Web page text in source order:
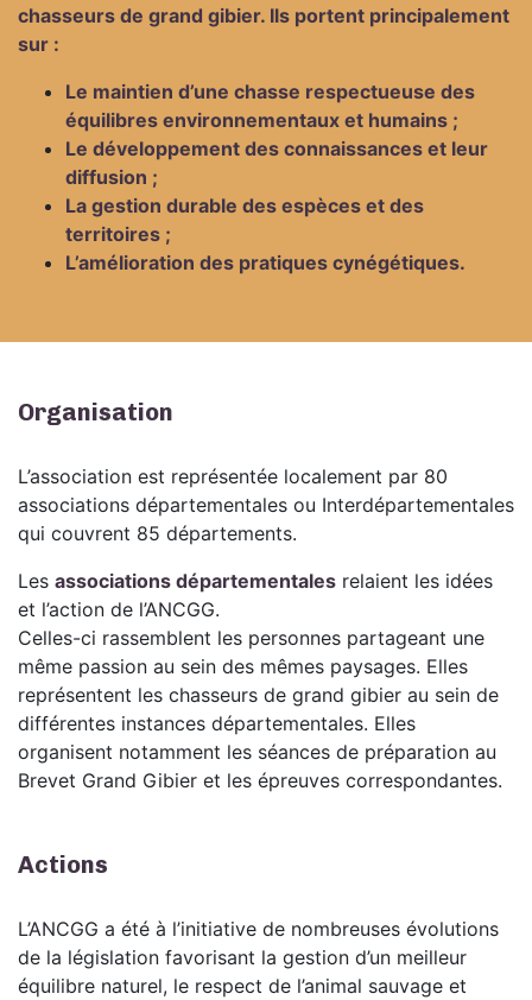
chasseurs de grand gibier. Ils portent principalement
sur :
Le maintien d’une chasse respectueuse des
équilibres environnementaux et humains ;
Le développement des connaissances et leur
diffusion ;
La gestion durable des espèces et des
territoires ;
L’amélioration des pratiques cynégétiques.
Organisation
L’association est représentée localement par 80
associations départementales ou Interdépartementales
qui couvrent 85 départements.
Les associations départementales relaient les idées
et l’action de l’ANCGG.
Celles-ci rassemblent les personnes partageant une
même passion au sein des mêmes paysages. Elles
représentent les chasseurs de grand gibier au sein de
différentes instances départementales. Elles
organisent notamment les séances de préparation au
Brevet Grand Gibier et les épreuves correspondantes.
Actions
L’ANCGG a été à l’initiative de nombreuses évolutions
de la législation favorisant la gestion d’un meilleur
équilibre naturel, le respect de l’animal sauvage et